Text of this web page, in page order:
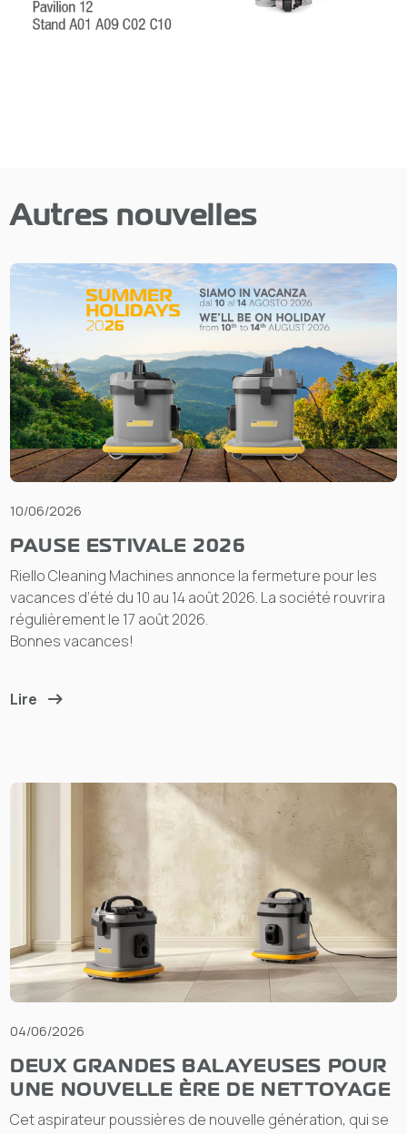
Autres nouvelles
10/06/2026
PAUSE ESTIVALE 2026
Riello Cleaning Machines annonce la fermeture pour les
vacances d’été du 10 au 14 août 2026. La société rouvrira
régulièrement le 17 août 2026.
Bonnes vacances!
Lire
04/06/2026
DEUX GRANDES BALAYEUSES POUR
UNE NOUVELLE ÈRE DE NETTOYAGE
Cet aspirateur poussières de nouvelle génération, qui se